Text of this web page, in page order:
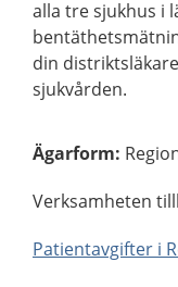
alla tre sjukhus i
din
sjukvården.
Ägarform:
Verksamheten
Patientavgifter i